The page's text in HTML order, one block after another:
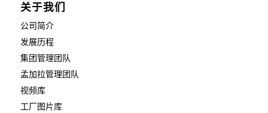
关于我们
公司简介
发展历程
集团管理团队
孟加拉管理团队
视频库
工厂图片库